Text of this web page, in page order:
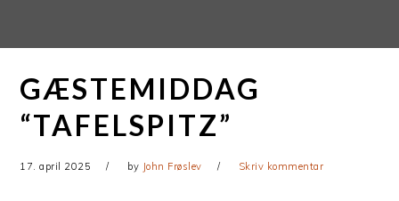
primær
navigation
GÆSTEMIDDAG
“TAFELSPITZ”
17. april 2025 by John Frøslev Skriv kommentar